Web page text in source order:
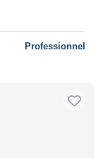
Professionnel